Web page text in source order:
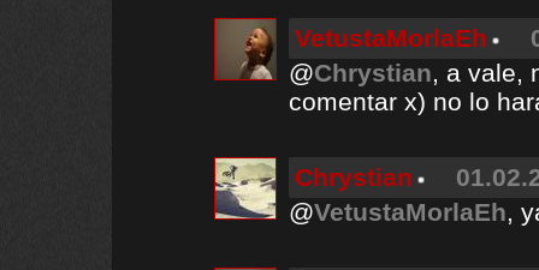
VetustaMorlaEh
@Chrystian, a vale,
comentar x) no lo
Chrystian
@VetustaMorlaEh,